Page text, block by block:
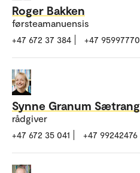
Roger Bakken
førsteamanuensis
+47 672 37 384 +47 95997770
Synne Granum Sætrang
rådgiver
+47 672 35 041 +47 99242476